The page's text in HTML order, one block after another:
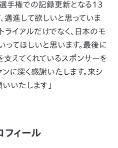
手権での記録更新となる13
邁進して欲しいと思っていま
ライアルだけでなく、日本のモ
ってほしいと思います。最後に
支えてくれているスポンサーを
に深く感謝いたします。来シ
いたします」
ィール